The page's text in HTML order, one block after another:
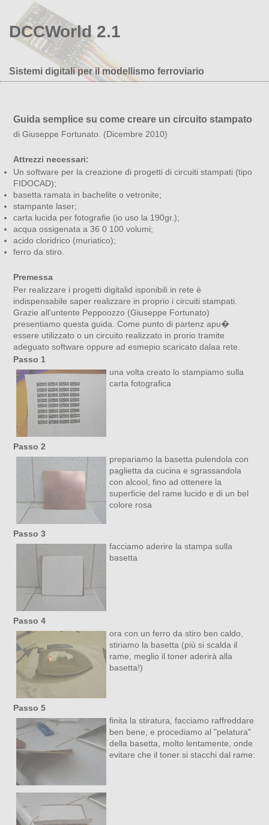
DCCWorld 2.1
Sistemi digitali per il modellismo ferroviario
Guida semplice su come creare un circuito stampato
di Giuseppe Fortunato. (Dicembre 2010)
Attrezzi necessari:
Un software per la creazione di progetti di circuiti stampati (tipo
FIDOCAD);
basetta ramata in bachelite o vetronite;
stampante laser;
carta lucida per fotografie (io uso la 190gr.);
acqua ossigenata a 36 0 100 volumi;
acido cloridrico (muriatico);
ferro da stiro.
Premessa
Per realizzare i progetti digitalid isponibili in rete è
indispensabile saper realizzare in proprio i circuiti stampati.
Grazie all'untente Peppoozzo (Giuseppe Fortunato)
presentiamo questa guida. Come punto di partenz apu�
essere utilizzato o un circuito realizzato in prorio tramite
adeguato software oppure ad esmepio scaricato dalaa rete.
Passo 1
una volta creato lo stampiamo sulla
carta fotografica
Passo 2
prepariamo la basetta pulendola con
paglietta da cucina e sgrassandola
con alcool, fino ad ottenere la
superficie del rame lucido e di un bel
colore rosa
Passo 3
facciamo aderire la stampa sulla
basetta
Passo 4
ora con un ferro da stiro ben caldo,
stiriamo la basetta (più si scalda il
rame, meglio il toner aderirà alla
basetta!)
Passo 5
finita la stiratura, facciamo raffreddare
ben bene, e procediamo al "pelatura"
della basetta, molto lentamente, onde
evitare che il toner si stacchi dal rame: